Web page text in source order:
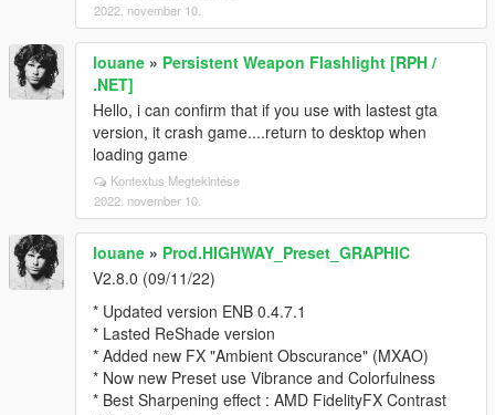
2022. november 10.
louane » Persistent Weapon Flashlight [RPH /
.NET]
Hello, i can confirm that if you use with lastest gta
version, it crash game....return to desktop when
loading game
Kontextus Megtekintése
2022. november 10.
louane » Prod.HIGHWAY_Preset_GRAPHIC
V2.8.0 (09/11/22)
* Updated version ENB 0.4.7.1
* Lasted ReShade version
* Added new FX "Ambient Obscurance" (MXAO)
* Now new Preset use Vibrance and Colorfulness
* Best Sharpening effect : AMD FidelityFX Contrast